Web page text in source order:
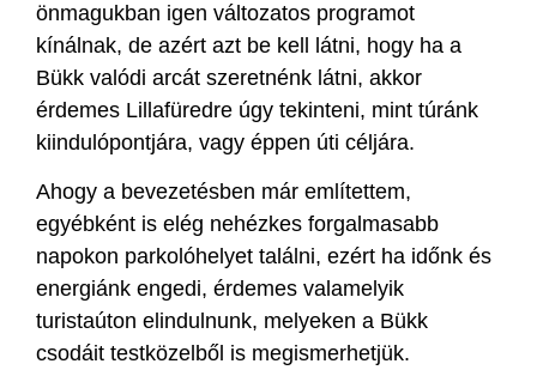
önmagukban igen változatos programot
kínálnak, de azért azt be kell látni, hogy ha a
Bükk valódi arcát szeretnénk látni, akkor
érdemes Lillafüredre úgy tekinteni, mint túránk
kiindulópontjára, vagy éppen úti céljára.
Ahogy a bevezetésben már említettem,
egyébként is elég nehézkes forgalmasabb
napokon parkolóhelyet találni, ezért ha időnk és
energiánk engedi, érdemes valamelyik
turistaúton elindulnunk, melyeken a Bükk
csodáit testközelből is megismerhetjük.